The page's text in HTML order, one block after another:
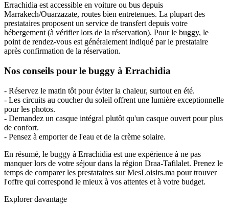
Errachidia est accessible en voiture ou bus depuis
Marrakech/Ouarzazate, routes bien entretenues. La plupart des
prestataires proposent un service de transfert depuis votre
hébergement (à vérifier lors de la réservation). Pour le buggy, le
point de rendez-vous est généralement indiqué par le prestataire
après confirmation de la réservation.
Nos conseils pour le buggy à Errachidia
- Réservez le matin tôt pour éviter la chaleur, surtout en été.
- Les circuits au coucher du soleil offrent une lumière exceptionnelle
pour les photos.
- Demandez un casque intégral plutôt qu'un casque ouvert pour plus
de confort.
- Pensez à emporter de l'eau et de la crème solaire.
En résumé, le buggy à Errachidia est une expérience à ne pas
manquer lors de votre séjour dans la région Draa-Tafilalet. Prenez le
temps de comparer les prestataires sur MesLoisirs.ma pour trouver
l'offre qui correspond le mieux à vos attentes et à votre budget.
Explorer davantage